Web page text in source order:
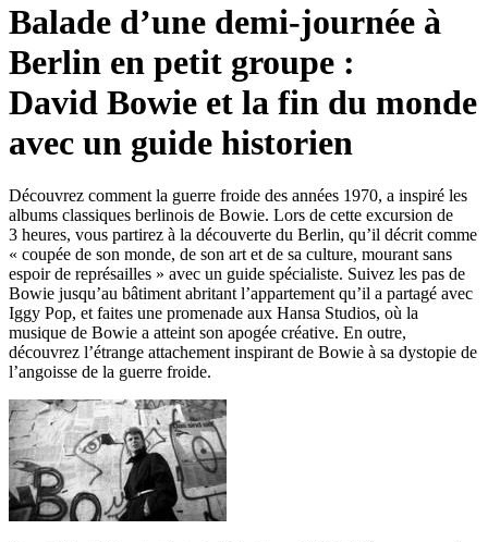
Balade d’une demi-journée à
Berlin en petit groupe :
David Bowie et la fin du monde
avec un guide historien
Découvrez comment la guerre froide des années 1970, a inspiré les
albums classiques berlinois de Bowie. Lors de cette excursion de
3 heures, vous partirez à la découverte du Berlin, qu’il décrit comme
« coupée de son monde, de son art et de sa culture, mourant sans
espoir de représailles » avec un guide spécialiste. Suivez les pas de
Bowie jusqu’au bâtiment abritant l’appartement qu’il a partagé avec
Iggy Pop, et faites une promenade aux Hansa Studios, où la
musique de Bowie a atteint son apogée créative. En outre,
découvrez l’étrange attachement inspirant de Bowie à sa dystopie de
l’angoisse de la guerre froide.